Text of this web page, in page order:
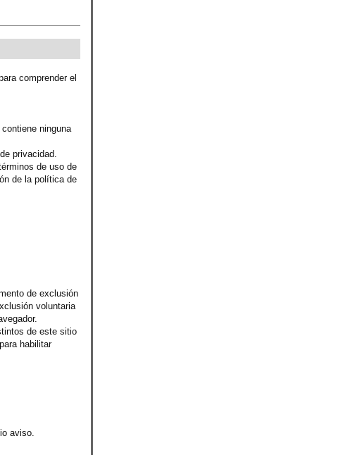
comprender el
ninguna
privacidad.
de uso de
de la política de
de exclusión
voluntaria
de este sitio
habilitar
aviso.